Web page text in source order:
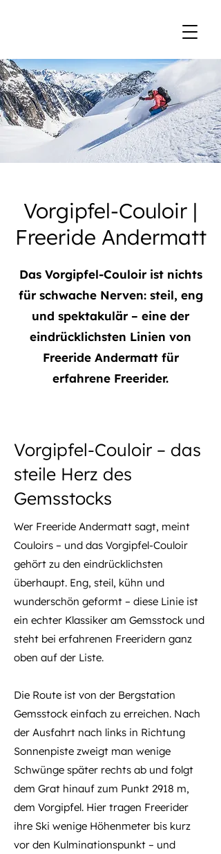
Vorgipfel-Couloir |
Freeride Andermatt
Das Vorgipfel-Couloir ist nichts
für schwache Nerven: steil, eng
und spektakulär – eine der
eindrücklichsten Linien von
Freeride Andermatt für
erfahrene Freerider.
Vorgipfel-Couloir – das
steile Herz des
Gemsstocks
Wer Freeride Andermatt sagt, meint
Couloirs – und das Vorgipfel-Couloir
gehört zu den eindrücklichsten
überhaupt. Eng, steil, kühn und
wunderschön geformt – diese Linie ist
ein echter Klassiker am Gemsstock und
steht bei erfahrenen Freeridern ganz
oben auf der Liste.
Die Route ist von der Bergstation
Gemsstock einfach zu erreichen. Nach
der Ausfahrt nach links in Richtung
Sonnenpiste zweigt man wenige
Schwünge später rechts ab und folgt
dem Grat hinauf zum Punkt 2918 m,
dem Vorgipfel. Hier tragen Freerider
ihre Ski wenige Höhenmeter bis kurz
vor den Kulminationspunkt – und